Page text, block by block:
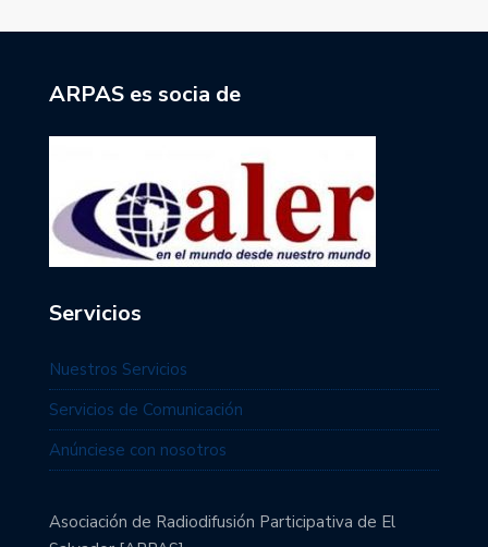
ARPAS es socia de
Servicios
Nuestros Servicios
Servicios de Comunicación
Anúnciese con nosotros
Asociación de Radiodifusión Participativa de El